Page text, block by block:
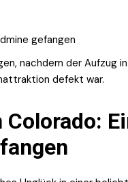
nachdem der Aufzug
defekt war.